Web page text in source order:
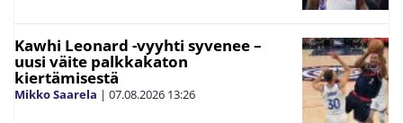
Kawhi Leonard -vyyhti syvenee –
uusi väite palkkakaton
kiertämisestä
Mikko Saarela | 07.08.2026 13:26